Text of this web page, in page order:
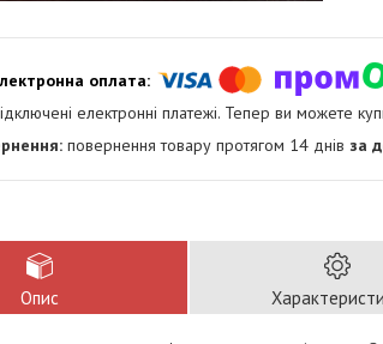
електронні платежі. Тепер ви можете
повернення товару протягом 14 днів за
Опис